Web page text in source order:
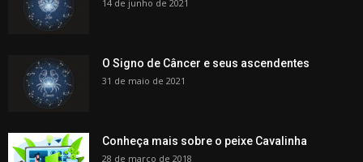
14 de junho de 2021
O Signo de Câncer e seus ascendentes
31 de maio de 2021
Conheça mais sobre o peixe Cavalinha
28 de março de 2018